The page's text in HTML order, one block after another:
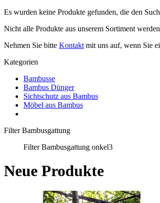
Es wurden keine Produkte gefunden, die den
Nicht alle Produkte aus unserem Sortiment
Nehmen Sie bitte Kontakt mit uns auf, wenn Sie
Kategorien
Bambusse
Bambus Dünger
Sichtschutz aus Bambus
Möbel aus Bambus
Filter Bambusgattung
Filter Bambusgattung onkel3
Neue Produkte